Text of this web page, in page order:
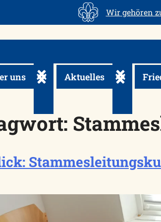
Wir gehören
uns Untermenü ein-/ausklappen
Aktuelles Untermenü